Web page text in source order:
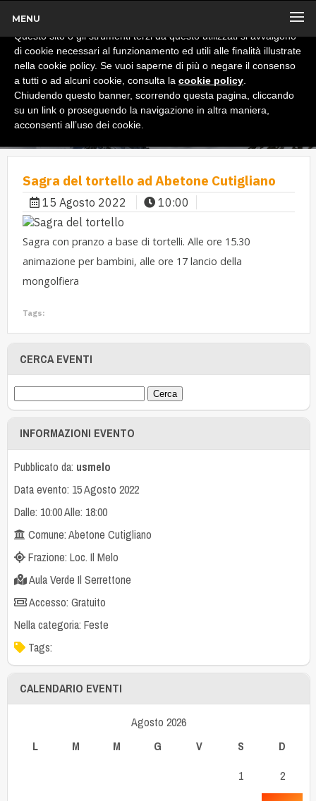
MENU
Sagra del tortello ad Abetone Cutigliano
15 Agosto 2022 10:00
Sagra con pranzo a base di tortelli. Alle ore 15.30
animazione per bambini, alle ore 17 lancio della
mongolfiera
Tags:
CERCA EVENTI
INFORMAZIONI EVENTO
Pubblicato da: usmelo
Data evento: 15 Agosto 2022
Dalle: 10:00 Alle: 18:00
Comune: Abetone Cutigliano
Frazione: Loc. Il Melo
Aula Verde Il Serrettone
Accesso: Gratuito
Nella categoria: Feste
Tags:
CALENDARIO EVENTI
Agosto 2026
L
M M G V S D
1 2
x
Informativa
Questo sito o gli strumenti terzi da questo utilizzati si avvalgono
di cookie necessari al funzionamento ed utili alle finalità illustrate
nella cookie policy. Se vuoi saperne di più o negare il consenso
a tutti o ad alcuni cookie, consulta la cookie policy
Chiudendo questo banner, scorrendo questa pagina, cliccando
su un link o proseguendo la navigazione in altra maniera,
acconsenti all’uso dei cookie.